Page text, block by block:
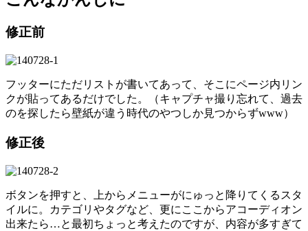
修正前
フッターにただリストが書いてあって、そこにページ内リン
クが貼ってあるだけでした。（キャプチャ撮り忘れて、過去
のを探したら壁紙が違う時代のやつしか見つからずwww）
修正後
ボタンを押すと、上からメニューがにゅっと降りてくるスタ
イルに。カテゴリやタグなど、更にここからアコーディオン
出来たら…と最初ちょっと考えたのですが、内容が多すぎて